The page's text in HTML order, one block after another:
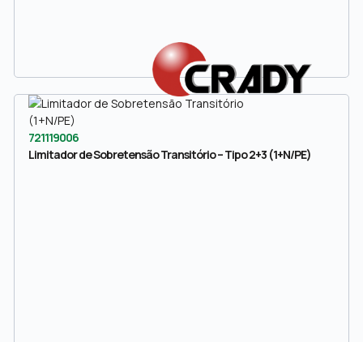
721119006
Limitador de Sobretensão Transitório – Tipo 2+3 (1+N/PE)